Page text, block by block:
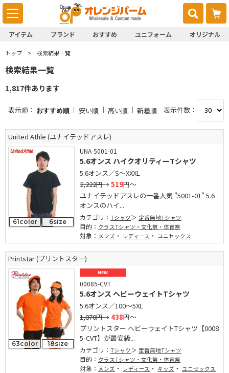
アイテム ブランド おすすめ ユニフォーム オリジナル
トップ 検索結果一覧
検索結果一覧
1,817件あります
表示順： おすすめ順 安い順 高い順 新着順 表示件数：
United Athle (ユナイテッドアスレ)
61color 6size
UNA-5001-01
5.6オンス ハイクオリティーTシャツ
5.6オンス／S～XXXL
2,222円→519円～
ユナイテッドアスレの一番人気 "5001-01" 5.6
オンスのハイ...
カテゴリ： Tシャツ 定番無地Tシャツ
目的： クラスTシャツ・文化祭・体育祭
対象： メンズ ・ レディース ・ ユニセックス
Printstar (プリントスター)
63color 18size
NEW
00085-CVT
5.6オンス ヘビーウェイトTシャツ
5.6オンス／100～5XL
1,870円→ 438円～
プリントスター ヘビーウェイトTシャツ【0008
5-CVT】が最安級...
カテゴリ： Tシャツ 定番無地Tシャツ
目的： クラスTシャツ・文化祭・体育祭
対象： メンズ ・ レディース ・ キッズ ・ ユニセックス